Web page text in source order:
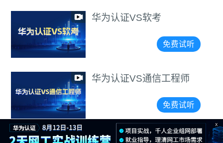
华为认证VS软考
免费试听
华为认证VS通信工程师
免费试听
X